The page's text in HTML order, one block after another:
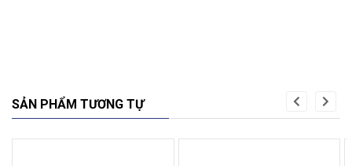
SẢN PHẨM TƯƠNG TỰ